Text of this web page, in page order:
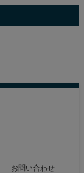
お問い合わせ